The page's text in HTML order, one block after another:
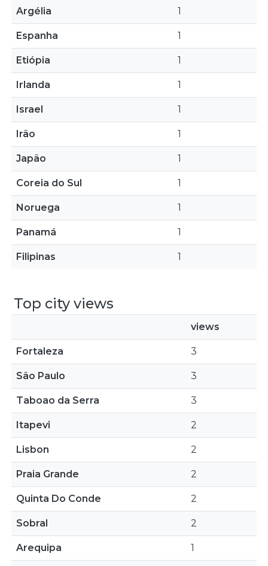
Argélia 1
Espanha 1
Etiópia 1
Irlanda 1
Israel 1
Irão 1
Japão 1
Coreia do Sul 1
Noruega 1
Panamá 1
Filipinas 1
Top city views
views
Fortaleza 3
São Paulo 3
Taboao da Serra 3
Itapevi 2
Lisbon 2
Praia Grande 2
Quinta Do Conde 2
Sobral 2
Arequipa 1